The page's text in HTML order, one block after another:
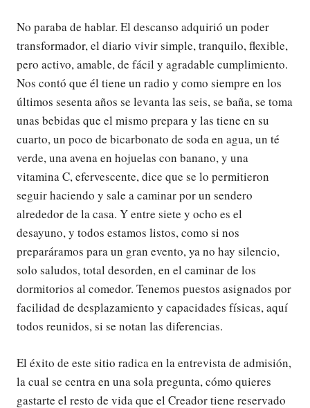
No paraba de hablar. El descanso adquirió un poder
transformador, el diario vivir simple, tranquilo, flexible,
pero activo, amable, de fácil y agradable cumplimiento.
Nos contó que él tiene un radio y como siempre en los
últimos sesenta años se levanta las seis, se baña, se toma
unas bebidas que el mismo prepara y las tiene en su
cuarto, un poco de bicarbonato de soda en agua, un té
verde, una avena en hojuelas con banano, y una
vitamina C, efervescente, dice que se lo permitieron
seguir haciendo y sale a caminar por un sendero
alrededor de la casa. Y entre siete y ocho es el
desayuno, y todos estamos listos, como si nos
preparáramos para un gran evento, ya no hay silencio,
solo saludos, total desorden, en el caminar de los
dormitorios al comedor. Tenemos puestos asignados por
facilidad de desplazamiento y capacidades físicas, aquí
todos reunidos, si se notan las diferencias.
El éxito de este sitio radica en la entrevista de admisión,
la cual se centra en una sola pregunta, cómo quieres
gastarte el resto de vida que el Creador tiene reservado